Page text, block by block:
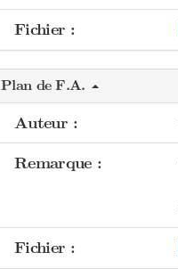
Fichier :
Plan de F.A.
Auteur :
Remarque :
Fichier :